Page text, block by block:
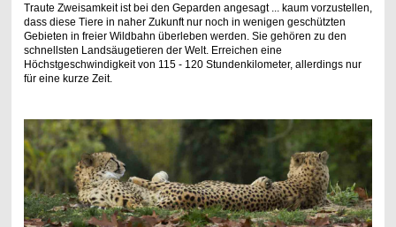
Traute Zweisamkeit ist bei den Geparden angesagt ... kaum vorzustellen,
dass diese Tiere in naher Zukunft nur noch in wenigen geschützten
Gebieten in freier Wildbahn überleben werden. Sie gehören zu den
schnellsten Landsäugetieren der Welt. Erreichen eine
Höchstgeschwindigkeit von 115 - 120 Stundenkilometer, allerdings nur
für eine kurze Zeit.